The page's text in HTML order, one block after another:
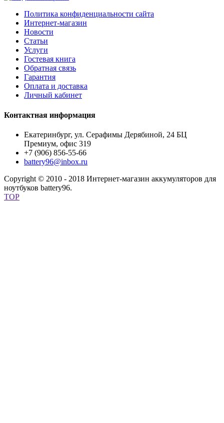
Политика конфиденциальности сайта
Интернет-магазин
Новости
Статьи
Услуги
Гостевая книга
Обратная связь
Гарантия
Оплата и доставка
Личный кабинет
Контактная информация
Екатеринбург, ул. Серафимы Дерябиной, 24 БЦ
Премиум, офис 319
+7 (906) 856-55-66
battery96@inbox.ru
Copyright © 2010 - 2018 Интернет-магазин аккумуляторов для
ноутбуков battery96.
TOP